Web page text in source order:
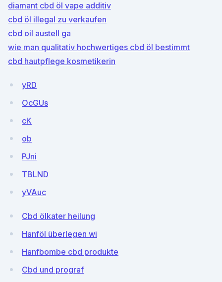
diamant cbd öl vape additiv
cbd öl illegal zu verkaufen
cbd oil austell ga
wie man qualitativ hochwertiges cbd öl bestimmt
cbd hautpflege kosmetikerin
yRD
OcGUs
cK
ob
PJni
TBLND
yVAuc
Cbd ölkater heilung
Hanföl überlegen wi
Hanfbombe cbd produkte
Cbd und prograf